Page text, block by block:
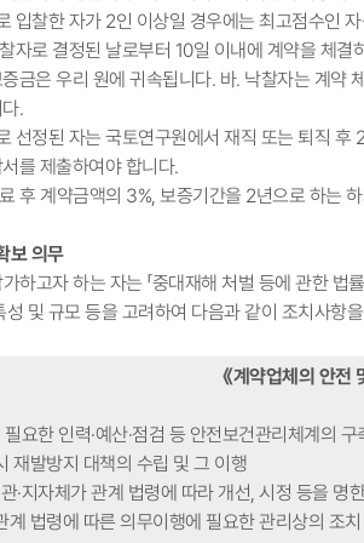
입찰한 자가 2인 이상일 경우에는 최고점수인
자로 결정된 날로부터 10일 이내에 계약을 체
금은 우리 원에 귀속됩니다. 바. 낙찰자는 계약
.
선정된 자는 국토연구원에서 재직 또는 퇴직 후
를 제출하여야 합니다.
후 계약금액의 3%, 보증기간을 2년으로 하는
보 의무
하고자 하는 자는 「중대재해 처벌 등에 관한 법
및 규모 등을 고려하여 다음과 같이 조치사항
《계약업체의 안전
요한 인력·예산·점검 등 안전보건관리체계의 구
발방지 대책의 수립 및 그 이행
지자체가 관계 법령에 따라 개선, 시정 등을 명
법령에 따른 의무이행에 필요한 관리상의 조치